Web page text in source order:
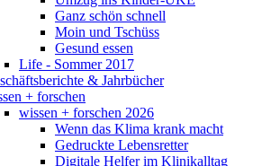
Ganz schön schnell
Moin und Tschüss
Gesund essen
Life - Sommer 2017
& Jahrbücher
+ forschen
wissen + forschen 2026
Wenn das Klima krank macht
Gedruckte Lebensretter
Digitale Helfer im Klinikalltag